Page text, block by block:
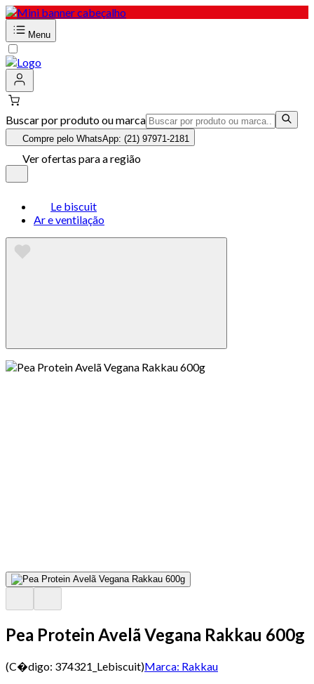
Menu
Buscar por produto ou marca
Compre pelo WhatsApp: (21) 97971-2181
Ver ofertas para a região
Le biscuit
Ar e ventilação
Pea Protein Avelã Vegana Rakkau 600g
(C�digo: 374321_Lebiscuit)Marca: Rakkau